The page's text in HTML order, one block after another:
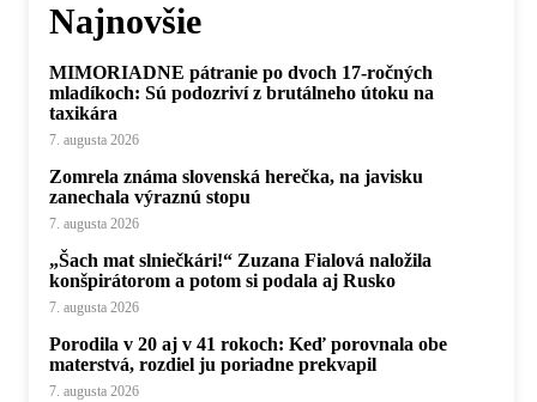
Najnovšie
MIMORIADNE pátranie po dvoch 17-ročných
mladíkoch: Sú podozriví z brutálneho útoku na
taxikára
7. augusta 2026
Zomrela známa slovenská herečka, na javisku
zanechala výraznú stopu
7. augusta 2026
„Šach mat slniečkári!“ Zuzana Fialová naložila
konšpirátorom a potom si podala aj Rusko
7. augusta 2026
Porodila v 20 aj v 41 rokoch: Keď porovnala obe
materstvá, rozdiel ju poriadne prekvapil
7. augusta 2026